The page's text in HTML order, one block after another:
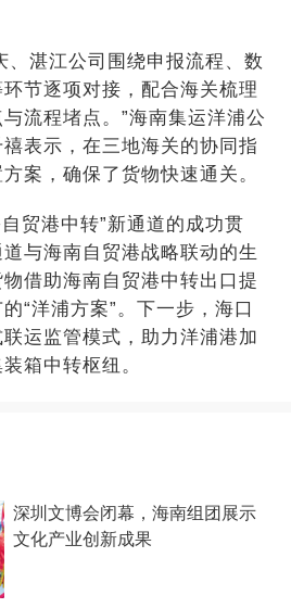
、湛江公司围绕申报流程、数
节逐项对接，配合海关梳理
流程堵点。”海南集运洋浦公
表示，在三地海关的协同指
案，确保了货物快速通关。
贸港中转”新通道的成功贯
与海南自贸港战略联动的生
借助海南自贸港中转出口提
“洋浦方案”。下一步，海口
运监管模式，助力洋浦港加
箱中转枢纽。
深圳文博会闭幕，海南组团展示
文化产业创新成果